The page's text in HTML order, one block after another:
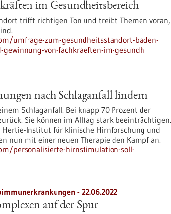
im Gesundheitsbereich
trifft richtigen Ton und treibt Themen voran,
umfrage-zum-gesundheitsstandort-baden-
von-fachkraeften-im-gesundh
nach Schlaganfall lindern
Schlaganfall. Bei knapp 70 Prozent der
Sie können im Alltag stark beeinträchtigen.
Hertie-Institut für klinische Hirnforschung und
nun mit einer neuen Therapie den Kampf an.
personalisierte-hirnstimulation-soll-
- 22.06.2022
auf der Spur